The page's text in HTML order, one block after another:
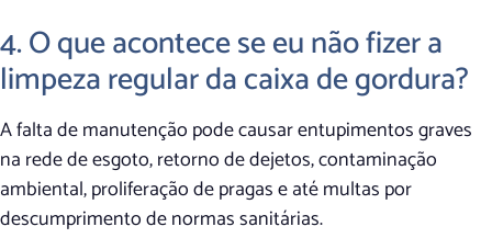
4. O que acontece se eu não fizer a
limpeza regular da caixa de gordura?
A falta de manutenção pode causar entupimentos graves
na rede de esgoto, retorno de dejetos, contaminação
ambiental, proliferação de pragas e até multas por
descumprimento de normas sanitárias.